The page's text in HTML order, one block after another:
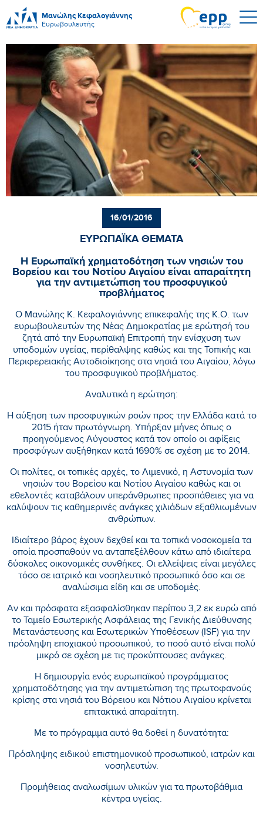
Μανώλης Κεφαλογιάννης
Ευρωβουλευτής
16/01/2016
ΕΥΡΩΠΑΪΚΑ ΘΕΜΑΤΑ
Η Ευρωπαϊκή χρηματοδότηση των νησιών του
Βορείου και του Νοτίου Αιγαίου είναι απαραίτητη
για την αντιμετώπιση του προσφυγικού
προβλήματος
Ο Μανώλης Κ. Κεφαλογιάννης επικεφαλής της Κ.Ο. των
ευρωβουλευτών της Νέας Δημοκρατίας με ερώτησή του
ζητά από την Ευρωπαϊκή Επιτροπή την ενίσχυση των
υποδομών υγείας, περίθαλψης καθώς και της Τοπικής και
Περιφερειακής Αυτοδιοίκησης στα νησιά του Αιγαίου, λόγω
του προσφυγικού προβλήματος.
Αναλυτικά η ερώτηση:
Η αύξηση των προσφυγικών ροών προς την Ελλάδα κατά το
2015 ήταν πρωτόγνωρη. Υπήρξαν μήνες όπως ο
προηγούμενος Αύγουστος κατά τον οποίο οι αφίξεις
προσφύγων αυξήθηκαν κατά 1690% σε σχέση με το 2014.
Οι πολίτες, οι τοπικές αρχές, το Λιμενικό, η Αστυνομία των
νησιών του Βορείου και Νοτίου Αιγαίου καθώς και οι
εθελοντές καταβάλουν υπεράνθρωπες προσπάθειες για να
καλύψουν τις καθημερινές ανάγκες χιλιάδων εξαθλιωμένων
ανθρώπων.
Ιδιαίτερο βάρος έχουν δεχθεί και τα τοπικά νοσοκομεία τα
οποία προσπαθούν να ανταπεξέλθουν κάτω από ιδιαίτερα
δύσκολες οικονομικές συνθήκες. Οι ελλείψεις είναι μεγάλες
τόσο σε ιατρικό και νοσηλευτικό προσωπικό όσο και σε
αναλώσιμα είδη και σε υποδομές.
Αν και πρόσφατα εξασφαλίσθηκαν περίπου 3,2 εκ ευρώ από
το Ταμείο Εσωτερικής Ασφάλειας της Γενικής Διεύθυνσης
Μετανάστευσης και Εσωτερικών Υποθέσεων (ISF) για την
πρόσληψη εποχιακού προσωπικού, το ποσό αυτό είναι πολύ
μικρό σε σχέση με τις προκύπτουσες ανάγκες.
Η δημιουργία ενός ευρωπαϊκού προγράμματος
χρηματοδότησης για την αντιμετώπιση της πρωτοφανούς
κρίσης στα νησιά του Βόρειου και Νότιου Αιγαίου κρίνεται
επιτακτικά απαραίτητη.
Με το πρόγραμμα αυτό θα δοθεί η δυνατότητα:
Πρόσληψης ειδικού επιστημονικού προσωπικού, ιατρών και
νοσηλευτών.
Προμήθειας αναλωσίμων υλικών για τα πρωτοβάθμια
κέντρα υγείας.